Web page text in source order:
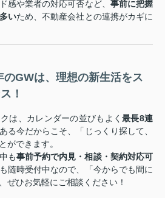
感や業者の対応可否など、 事前に把握
いため、不動産会社との連携がカギに
GWは、理想の新生活をス
！
は、カレンダーの並びもよく最長8連
る今だからこそ、「じっくり探して、
ができます。
も事前予約で内見・相談・契約対応可
随時受付中なので、「今からでも間に
ぜひお気軽にご相談ください！